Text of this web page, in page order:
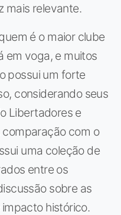
mais relevante.
é o maior clube
em voga, e muitos
possui um forte
considerando seus
Libertadores e
com o
uma coleção de
entre os
sobre as
histórico.